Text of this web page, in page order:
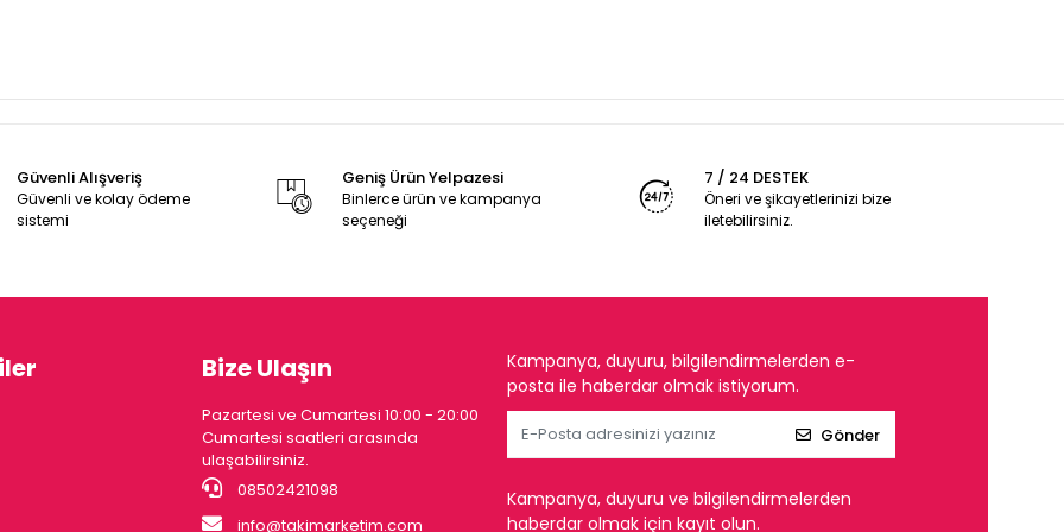
Güvenli Alışveriş
Güvenli ve kolay ödeme
sistemi
Geniş Ürün Yelpazesi
Binlerce ürün ve kampanya
seçeneği
7 / 24 DESTEK
Öneri ve şikayetlerinizi bize
iletebilirsiniz.
Bize Ulaşın
Pazartesi ve Cumartesi 10:00 - 20:00
Cumartesi saatleri arasında
ulaşabilirsiniz.
08502421098
info@takimarketim.com
Kampanya, duyuru, bilgilendirmelerden e-
posta ile haberdar olmak istiyorum.
Gönder
Kampanya, duyuru ve bilgilendirmelerden
haberdar olmak için kayıt olun.